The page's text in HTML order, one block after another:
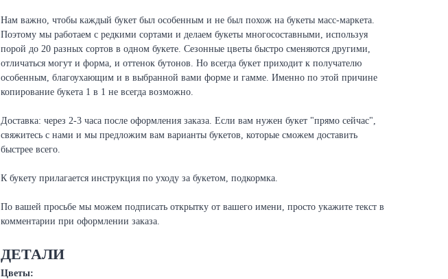
Нам важно, чтобы каждый букет был особенным и не был похож на букеты масс-маркета.
Поэтому мы работаем с редкими сортами и делаем букеты многосоставными, используя
порой до 20 разных сортов в одном букете. Сезонные цветы быстро сменяются другими,
отличаться могут и форма, и оттенок бутонов. Но всегда букет приходит к получателю
особенным, благоухающим и в выбранной вами форме и гамме. Именно по этой причине
копирование букета 1 в 1 не всегда возможно.
Доставка: через 2-3 часа после оформления заказа. Если вам нужен букет "прямо сейчас",
свяжитесь с нами и мы предложим вам варианты букетов, которые сможем доставить
быстрее всего.
К букету прилагается инструкция по уходу за букетом, подкормка.
По вашей просьбе мы можем подписать открытку от вашего имени, просто укажите текст в
комментарии при оформлении заказа.
ДЕТАЛИ
Цветы: